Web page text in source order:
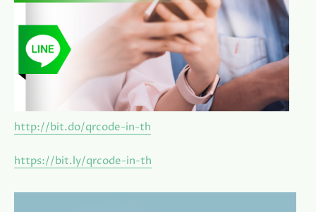
http://bit.do/qrcode-in-th
https://bit.ly/qrcode-in-th